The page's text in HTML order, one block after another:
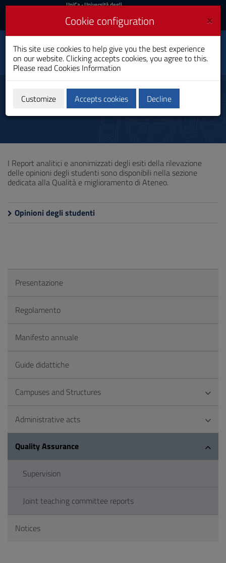
Skip
Content
to
Go
Footer
UniCa
Login
UniCa- Università degli
Login UniCA News
Toggle
navigation
Faculty of Humanities
Opinioni didattica
I Report analitici e anonimizzati degli esiti della rilevazione
delle opinioni degli studenti sono disponibili nella sezione
dedicata alla Qualità e miglioramento di Ateneo.
Opinioni degli studenti
Presentazione
Regolamento
Manifesto annuale
Guide didattiche
Campuses and Structures
Administrative acts
Quality Assurance
Supervision
Joint teaching committee reports
Notices
×
Cookie configuration
This site use cookies to help give you the best experience
on our website. Clicking accepts cookies, you agree to this.
Please read Cookies Information
Customize Accepts cookies Decline